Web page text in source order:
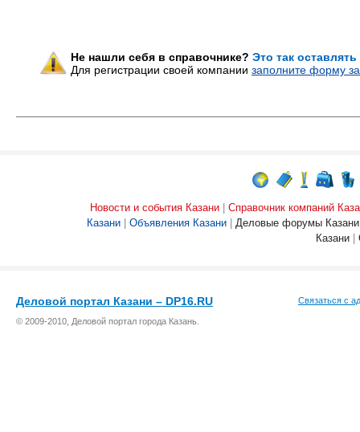
Не нашли себя в справочнике? Это так
Для регистрации своей компании заполните форму
Новости и события Казани
Справочник компаний
Казани
Объявления Казани
Деловые форумы Казани
Казани
Деловой портал Казани – DP16.RU
© 2009-2010, Деловой портал города Казань.
Связаться с